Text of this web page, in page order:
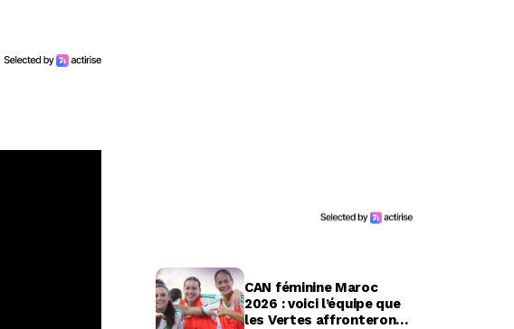
CAN féminine Maroc
2026 : voici l’équipe que
les Vertes affronteront